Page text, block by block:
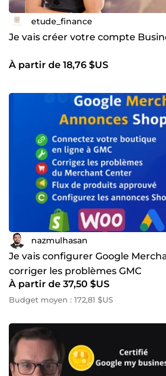
etude_finance
Je vais créer votre compte
À partir de 18,76 $US
nazmulhasan
Je vais configurer Google
corriger les problèmes GMC
À partir de 37,50 $US
Budget moyen : 172,81 $US